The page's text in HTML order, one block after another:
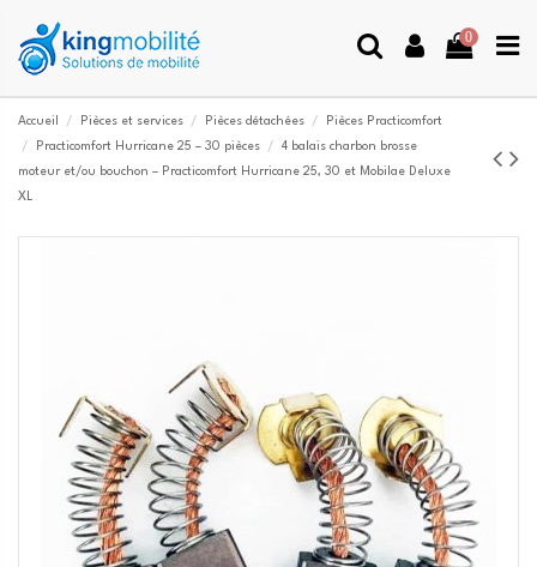
0
Accueil Pièces et services Pièces détachées
Pièces Practicomfort
Practicomfort Hurricane 25 – 30 pièces
4 balais charbon brosse
moteur et/ou bouchon – Practicomfort Hurricane 25, 30 et Mobilae Deluxe
XL